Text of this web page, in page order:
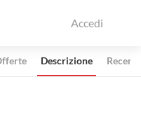
Accedi
Descrizione